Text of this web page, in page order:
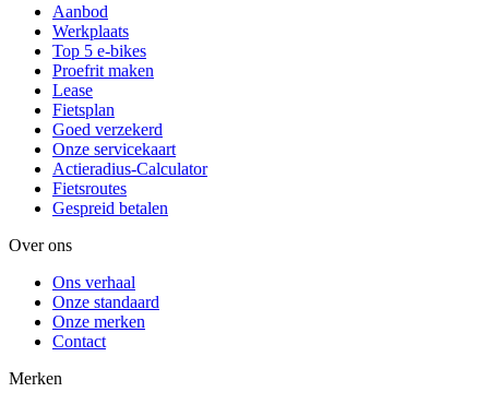
Aanbod
Werkplaats
Top 5 e-bikes
Proefrit maken
Lease
Fietsplan
Goed verzekerd
Onze servicekaart
Actieradius-Calculator
Fietsroutes
Gespreid betalen
Over ons
Ons verhaal
Onze standaard
Onze merken
Contact
Merken